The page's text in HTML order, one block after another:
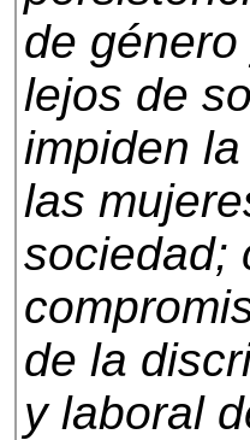
de
lejos de
impiden
las
sociedad;
de la
y laboral